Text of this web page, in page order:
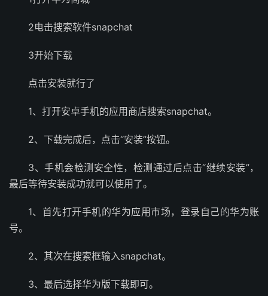
2电击搜索软件snapchat
3开始下载
点击安装就行了
1、打开安卓手机的应用商店搜索snapchat。
2、下载完成后，点击“安装”按钮。
3、手机会检测安全性，检测通过后点击“继续安装”，
最后等待安装成功就可以使用了。
1、首先打开手机的华为应用市场，登录自己的华为账
号。
2、其次在搜索框输入snapchat。
3、最后选择华为版下载即可。